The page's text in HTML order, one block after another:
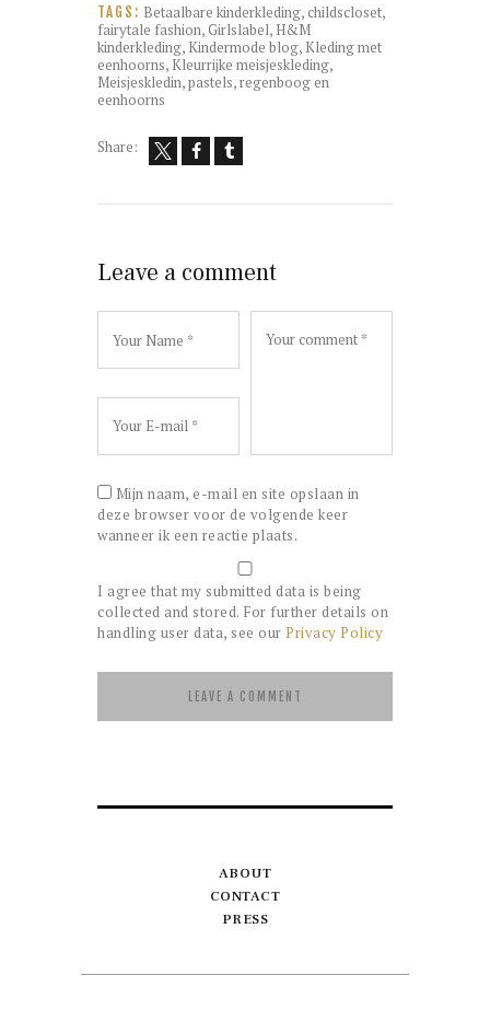
TAGS: Betaalbare kinderkleding,childscloset,
fairytale fashion,Girlslabel, H&M
kinderkleding, Kindermode blog, Kleding met
eenhoorns, Kleurrijke meisjeskleding,
Meisjeskledin,pastels,regenboog en
eenhoorns
Share:
Leave a comment
Mijn naam, e-mail en site opslaan in
deze browser voor de volgende keer
wanneer ik een reactie plaats.
I agree that my submitted data is being
collected and stored. For further details on
handling user data, see our Privacy Policy
ABOUT
CONTACT
PRESS